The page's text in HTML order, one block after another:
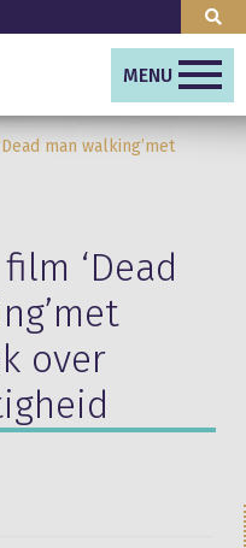
MENU
man walking’met
‘Dead
over